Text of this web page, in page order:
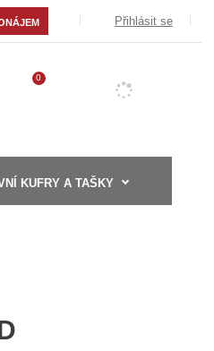
Přihlásit se
0
KUFRY A TAŠKY